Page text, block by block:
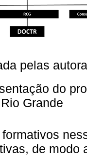
pelas
do
Grande
de modo